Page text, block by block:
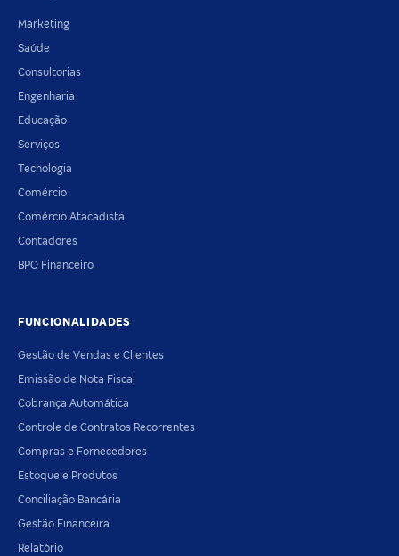
Marketing
Saúde
Consultorias
Engenharia
Educação
Serviços
Tecnologia
Comércio
Comércio Atacadista
Contadores
BPO Financeiro
FUNCIONALIDADES
Gestão de Vendas e Clientes
Emissão de Nota Fiscal
Cobrança Automática
Controle de Contratos Recorrentes
Compras e Fornecedores
Estoque e Produtos
Conciliação Bancária
Gestão Financeira
Relatório